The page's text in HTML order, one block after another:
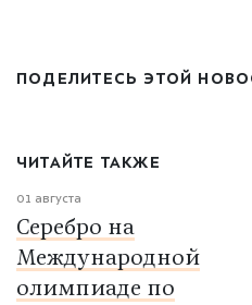
ПОДЕЛИТЕСЬ ЭТОЙ
ЧИТАЙТЕ ТАКЖЕ
01 августа
Серебро на
Международной
олимпиаде по